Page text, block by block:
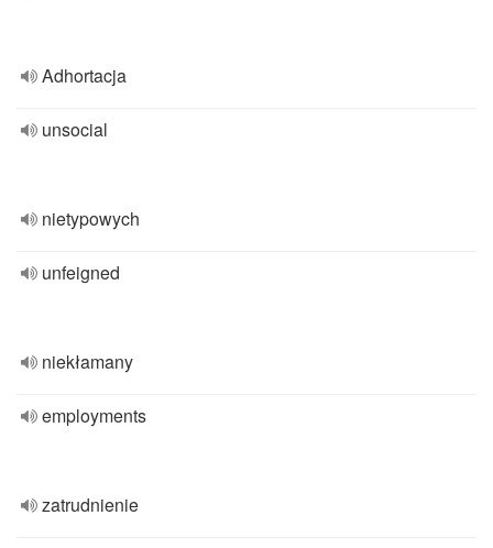
Adhortacja
unsocial
nietypowych
unfeigned
niekłamany
employments
zatrudnienie